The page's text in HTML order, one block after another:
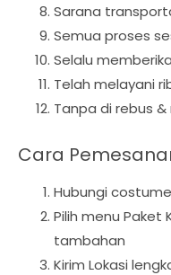
Sarana
Semua proses
Selalu
Telah melayani
Tanpa di rebus &
Cara
Hubungi
Pilih menu Paket
tambahan
Kirim Lokasi